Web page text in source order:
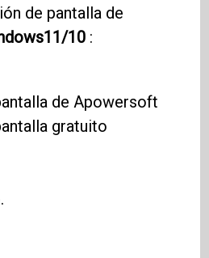
de pantalla de
10 :
de Apowersoft
gratuito